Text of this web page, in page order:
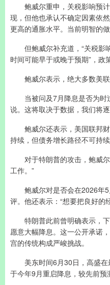
鲍威尔重申，关税影响预计
现，但他也承认不确定因素依
更高的通胀水平。当前明智的
但鲍威尔补充道，“关税影
时间可能早于或晚于预期”，政
鲍威尔表示，绝大多数美联
当被问及7月降息是否为时
说。这将取决于数据，我们将
鲍威尔还表示，美国联邦财
持续，但债务增长路径不可持
对于特朗普的攻击，鲍威尔
工作。”
鲍威尔对是否会在2026年5
评。他还表示：“想要把良好的
特朗普此前曾明确表示，下
愿意大幅降息。这一公开承诺
宫的传统构成严峻挑战。
美东时间6月30日，高盛在
于今年9月重启降息，较先前预